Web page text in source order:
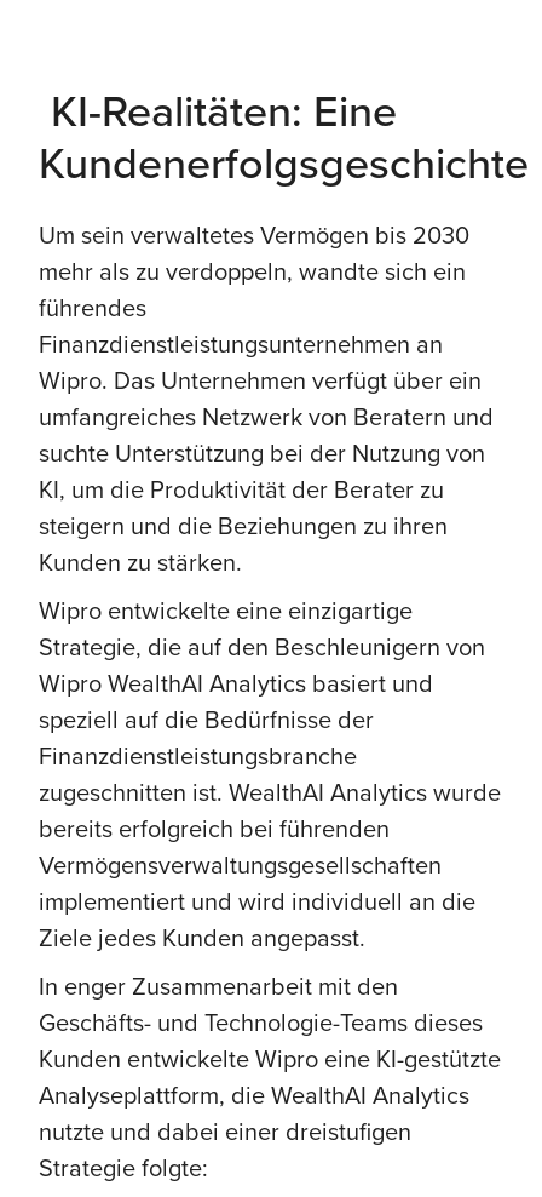
KI-Realitäten: Eine
Kundenerfolgsgeschichte
Um sein verwaltetes Vermögen bis 2030
mehr als zu verdoppeln, wandte sich ein
führendes
Finanzdienstleistungsunternehmen an
Wipro. Das Unternehmen verfügt über ein
umfangreiches Netzwerk von Beratern und
suchte Unterstützung bei der Nutzung von
KI, um die Produktivität der Berater zu
steigern und die Beziehungen zu ihren
Kunden zu stärken.
Wipro entwickelte eine einzigartige
Strategie, die auf den Beschleunigern von
Wipro WealthAI Analytics basiert und
speziell auf die Bedürfnisse der
Finanzdienstleistungsbranche
zugeschnitten ist. WealthAI Analytics wurde
bereits erfolgreich bei führenden
Vermögensverwaltungsgesellschaften
implementiert und wird individuell an die
Ziele jedes Kunden angepasst.
In enger Zusammenarbeit mit den
Geschäfts- und Technologie-Teams dieses
Kunden entwickelte Wipro eine KI-gestützte
Analyseplattform, die WealthAI Analytics
nutzte und dabei einer dreistufigen
Strategie folgte: